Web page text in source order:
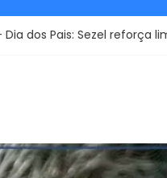
reforça limpeza de